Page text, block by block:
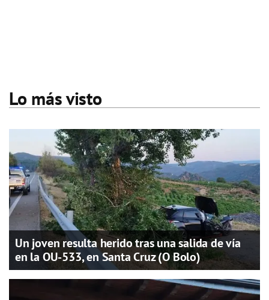
Lo más visto
Un joven resulta herido tras una salida de vía
en la OU-533, en Santa Cruz (O Bolo)